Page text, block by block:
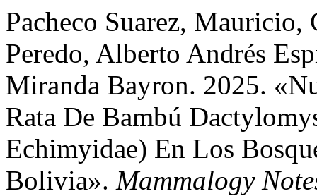
Pacheco Suarez,
Peredo, Alberto Andrés
Miranda Bayron. 2025.
Rata De Bambú
Echimyidae) En Los
Bolivia». Mammalogy